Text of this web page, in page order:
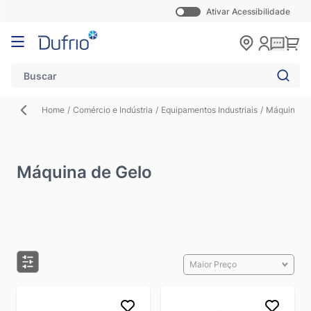
Ativar Acessibilidade
Pular para o conteúdo
Home / Comércio e Indústria / Equipamentos Industriais / Máquina
Máquina de Gelo
Maior Preço